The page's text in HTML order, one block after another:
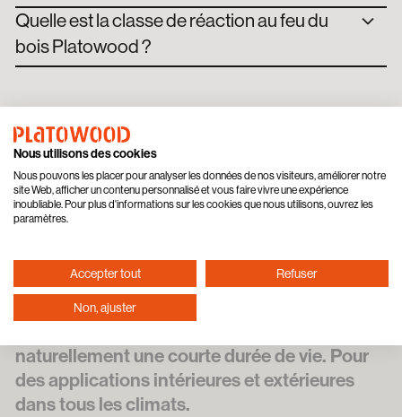
Quelle est la classe de réaction au feu du
bois Platowood ?
Platowood ajoute de la valeur au bois. Grâce
à un procédé unique utilisant uniquement la
chaleur et l’eau, nous rendons durables des
naturellement une courte durée de vie. Pour
des applications intérieures et extérieures
dans tous les climats.
Nous utilisons des cookies
Nous pouvons les placer pour analyser les données de nos visiteurs, améliorer notre
site Web, afficher un contenu personnalisé et vous faire vivre une expérience
inoubliable. Pour plus d'informations sur les cookies que nous utilisons, ouvrez les
paramètres.
Accepter tout Refuser
Non, ajuster